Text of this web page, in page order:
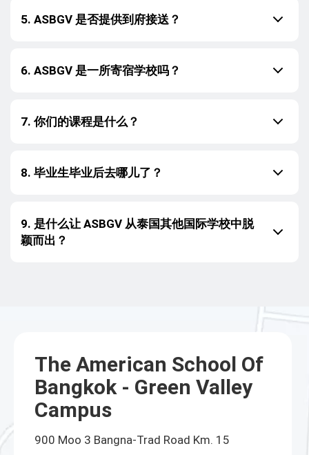
5. ASBGV 是否提供到府接送？
6. ASBGV 是一所寄宿学校吗？
7. 你们的课程是什么？
8. 毕业生毕业后去哪儿了？
9. 是什么让 ASBGV 从泰国其他国际学校中脱
颖而出？
The American School Of
Bangkok - Green Valley
Campus
900 Moo 3 Bangna-Trad Road Km. 15